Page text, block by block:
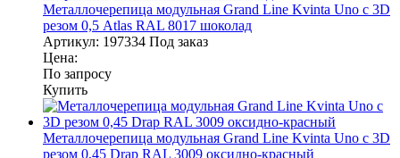
Металлочерепица модульная Grand Line Kvinta Uno c 3D
резом 0,5 Atlas RAL 8017 шоколад
Артикул: 197334 Под заказ
Цена:
По запросу
Купить
Металлочерепица модульная Grand Line Kvinta Uno c 3D
резом 0,45 Drap RAL 3009 оксидно-красный